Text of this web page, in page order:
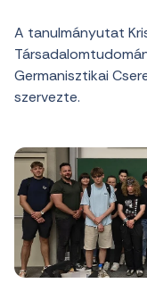
A tanulmányutat
Germanisztikai
szervezte.